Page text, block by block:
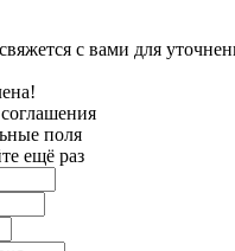
с вами для
поля
ещё раз